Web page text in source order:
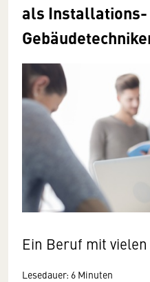
als Installations-
Ein Beruf mit
Lesedauer: 6 Minuten